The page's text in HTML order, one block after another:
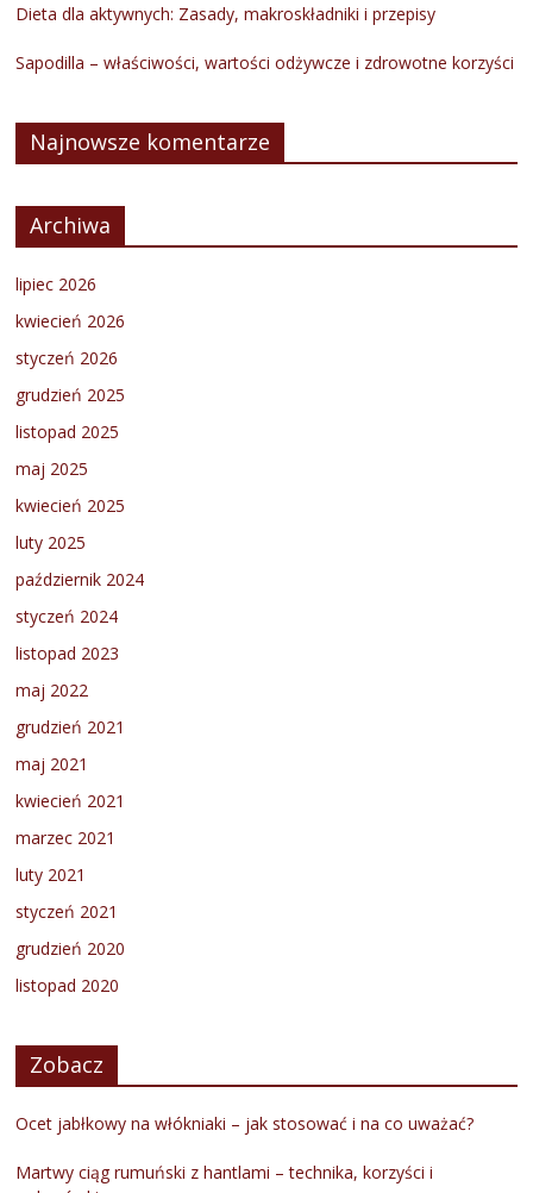
Dieta dla aktywnych: Zasady, makroskładniki i przepisy
Sapodilla – właściwości, wartości odżywcze i zdrowotne korzyści
Najnowsze komentarze
Archiwa
lipiec 2026
kwiecień 2026
styczeń 2026
grudzień 2025
listopad 2025
maj 2025
kwiecień 2025
luty 2025
październik 2024
styczeń 2024
listopad 2023
maj 2022
grudzień 2021
maj 2021
kwiecień 2021
marzec 2021
luty 2021
styczeń 2021
grudzień 2020
listopad 2020
Zobacz
Ocet jabłkowy na włókniaki – jak stosować i na co uważać?
Martwy ciąg rumuński z hantlami – technika, korzyści i